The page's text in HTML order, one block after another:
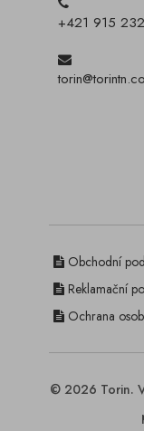
+421 915
Obchodní
Reklamační
Ochrana
© 2026 Torin.